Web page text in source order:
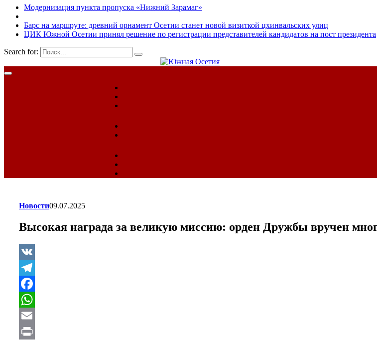
Модернизация пункта пропуска «Нижний Зарамаг»
Барс на маршруте: древний орнамент Осетии станет новой визиткой цхинвальских улиц
ЦИК Южной Осетии принял решение по регистрации представителей кандидатов на пост президента
Search for:
Новости09.07.2025
Высокая награда за великую миссию: орден Дружбы вручен
VK
Telegram
Facebook
WhatsApp
Email